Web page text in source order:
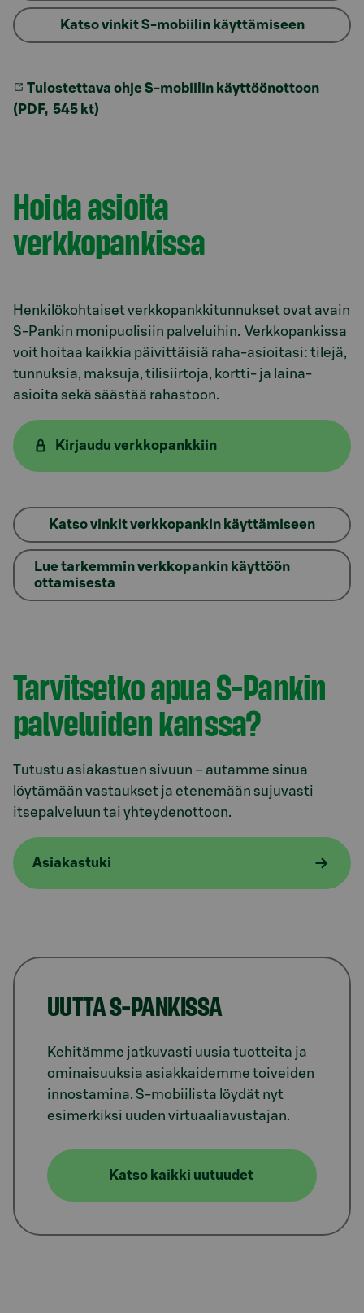
Katso vinkit S-mobiilin käyttämiseen
Tulostettava ohje S-mobiilin käyttöönottoon
(PDF, 545 kt)
Hoida asioita
verkkopankissa
Henkilökohtaiset verkkopankkitunnukset ovat avain
S-Pankin monipuolisiin palveluihin. Verkkopankissa
voit hoitaa kaikkia päivittäisiä raha-asioitasi: tilejä,
tunnuksia, maksuja, tilisiirtoja, kortti- ja laina-
asioita sekä säästää rahastoon.
Kirjaudu verkkopankkiin
Katso vinkit verkkopankin käyttämiseen
Lue tarkemmin verkkopankin käyttöön
ottamisesta
Tarvitsetko apua S-Pankin
palveluiden kanssa?
Tutustu asiakastuen sivuun – autamme sinua
löytämään vastaukset ja etenemään sujuvasti
itsepalveluun tai yhteydenottoon.
Asiakastuki
UUTTA S-PANKISSA
Kehitämme jatkuvasti uusia tuotteita ja
ominaisuuksia asiakkaidemme toiveiden
innostamina. S-mobiilista löydät nyt
esimerkiksi uuden virtuaaliavustajan.
Katso kaikki uutuudet